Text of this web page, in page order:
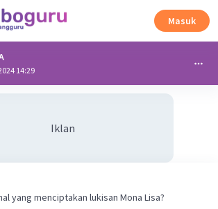
Masuk
14:29
Iklan
yang menciptakan lukisan Mona Lisa?